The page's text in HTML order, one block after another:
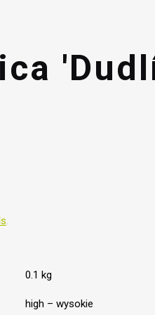
.
0.1 kg
high – wysokie